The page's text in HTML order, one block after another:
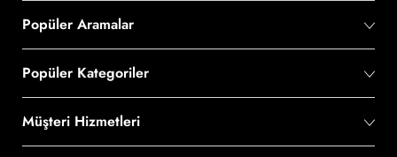
Popüler Aramalar
Popüler Kategoriler
Müşteri Hizmetleri